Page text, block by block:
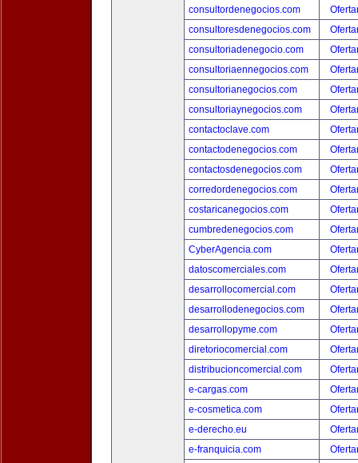
consultordenegocios.com
consultoresdenegocios.com
consultoriadenegocio.com
consultoriaennegocios.com
consultorianegocios.com
consultoriaynegocios.com
contactoclave.com
contactodenegocios.com
contactosdenegocios.com
corredordenegocios.com
costaricanegocios.com
cumbredenegocios.com
CyberAgencia.com
datoscomerciales.com
desarrollocomercial.com
desarrollodenegocios.com
desarrollopyme.com
diretoriocomercial.com
distribucioncomercial.com
e-cargas.com
e-cosmetica.com
e-derecho.eu
e-franquicia.com